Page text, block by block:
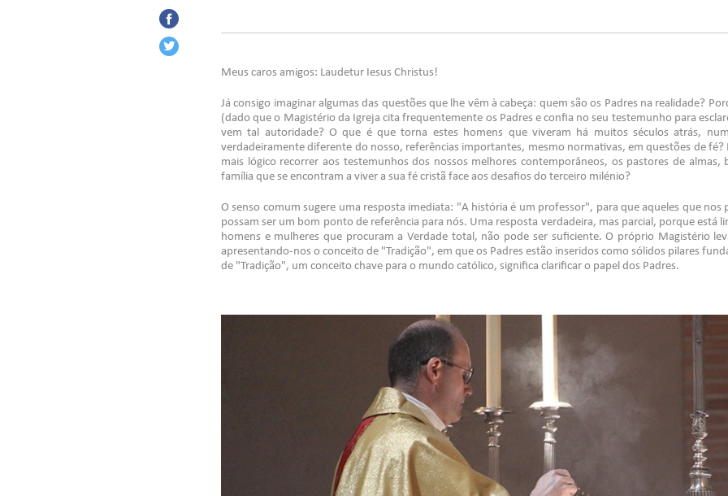
Meus caros amigos: Laudetur Iesus Christus!
Já consigo imaginar algumas das questões que lhe vêm à cabeça: quem são os Padres na realidade?
(dado que o Magistério da Igreja cita frequentemente os Padres e confia no seu testemunho para
vem tal autoridade? O que é que torna estes homens que viveram há muitos séculos atrás,
verdadeiramente diferente do nosso, referências importantes, mesmo normativas, em questões de fé?
mais lógico recorrer aos testemunhos dos nossos melhores contemporâneos, os pastores de almas,
família que se encontram a viver a sua fé cristã face aos desafios do terceiro milénio?
O senso comum sugere uma resposta imediata: "A história é um professor", para que aqueles que nos
possam ser um bom ponto de referência para nós. Uma resposta verdadeira, mas parcial, porque está
homens e mulheres que procuram a Verdade total, não pode ser suficiente. O próprio Magistério
apresentando-nos o conceito de "Tradição", em que os Padres estão inseridos como sólidos pilares
de "Tradição", um conceito chave para o mundo católico, significa clarificar o papel dos Padres.